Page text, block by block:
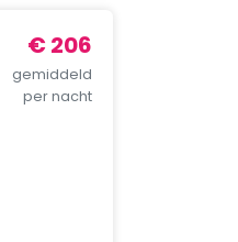
€ 206
gemiddeld
per nacht